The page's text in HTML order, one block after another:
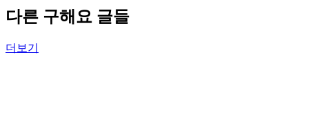
다른 구해요 글들
더보기